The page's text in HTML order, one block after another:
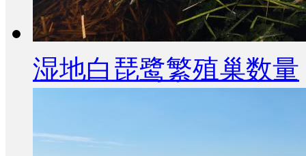
湿地白琵鹭繁殖巢数量